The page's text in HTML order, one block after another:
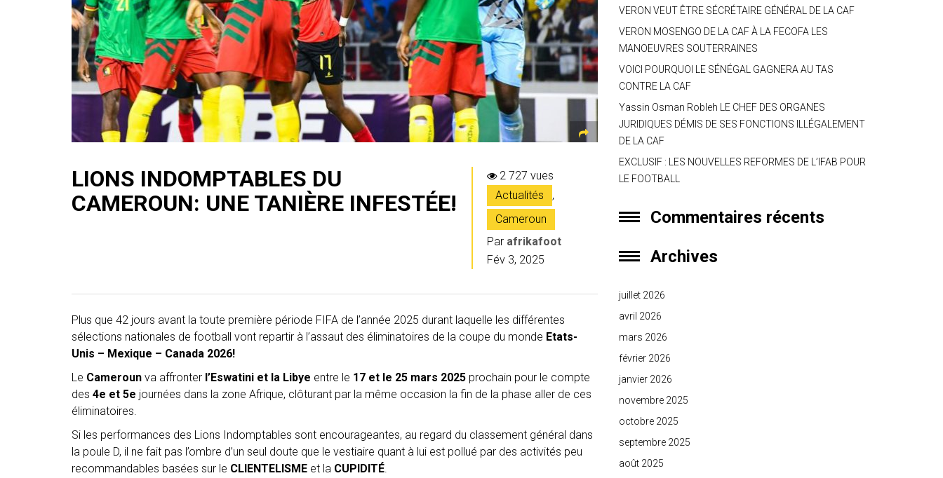
LIONS INDOMPTABLES DU
CAMEROUN: UNE TANIÈRE INFESTÉE!
2 727 vues
Actualités
,
Cameroun
Par afrikafoot
Fév 3, 2025
Plus que 42 jours avant la toute première période FIFA de l’année 2025 durant laquelle les différentes
sélections nationales de football vont repartir à l’assaut des éliminatoires de la coupe du monde Etats-
Unis – Mexique – Canada 2026!
Le Cameroun va affronter l’Eswatini et la Libye entre le 17 et le 25 mars 2025 prochain pour le compte
des 4e et 5e journées dans la zone Afrique, clôturant par la même occasion la fin de la phase aller de ces
éliminatoires.
Si les performances des Lions Indomptables sont encourageantes, au regard du classement général dans
la poule D, il ne fait pas l’ombre d’un seul doute que le vestiaire quant à lui est pollué par des activités peu
recommandables basées sur le CLIENTELISME et la CUPIDITÉ.
VERON VEUT ÊTRE SÉCRÉTAIRE GÉNÉRAL DE LA CAF
VERON MOSENGO DE LA CAF À LA FECOFA LES
MANOEUVRES SOUTERRAINES
VOICI POURQUOI LE SÉNÉGAL GAGNERA AU TAS
CONTRE LA CAF
Yassin Osman Robleh LE CHEF DES ORGANES
JURIDIQUES DÉMIS DE SES FONCTIONS ILLÉGALEMENT
DE LA CAF
EXCLUSIF : LES NOUVELLES REFORMES DE L’IFAB POUR
LE FOOTBALL
Commentaires récents
Archives
juillet 2026
avril 2026
mars 2026
février 2026
janvier 2026
novembre 2025
octobre 2025
septembre 2025
août 2025